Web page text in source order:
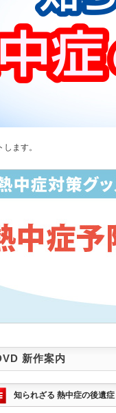
ます。
新作案内
知られざる 熱中症の後遺